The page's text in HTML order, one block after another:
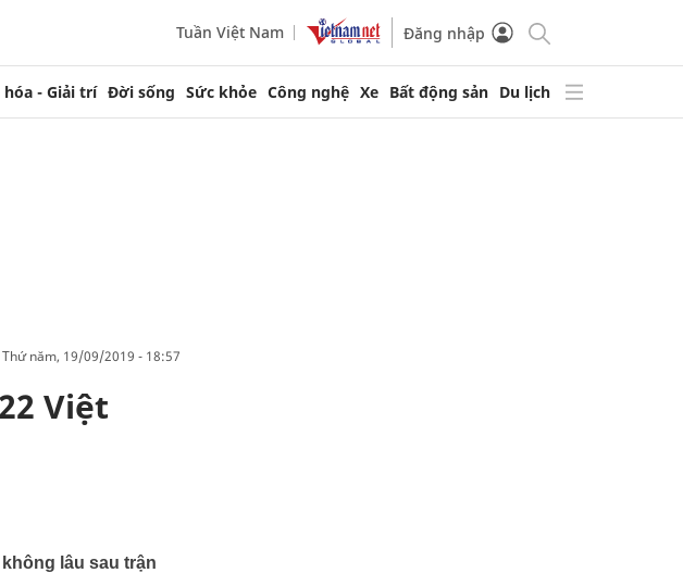
Tuần Việt Nam Đăng nhập
hóa - Giải trí Đời sống Sức khỏe Công nghệ Xe Bất động sản Du lịch
thứ năm, 19/09/2019 - 18:57
Việt
lâu sau trận